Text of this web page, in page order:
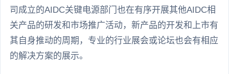
司成立的AIDC关键电源部门也在有序开展其他AIDC相
关产品的研发和市场推广活动，新产品的开发和上市有
其自身推动的周期，专业的行业展会或论坛也会有相应
的解决方案的展示。